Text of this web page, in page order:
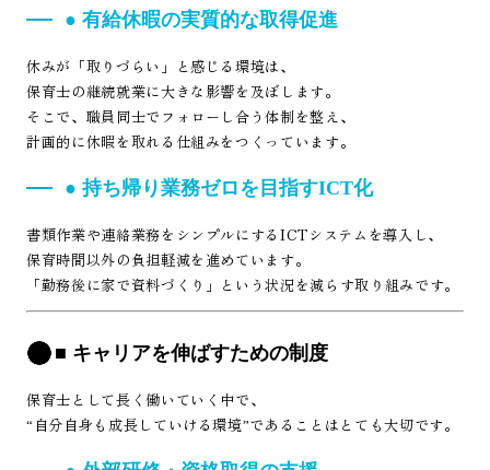
● 有給休暇の実質的な取得促進
休みが「取りづらい」と感じる環境は、
保育士の継続就業に大きな影響を及ぼします。
そこで、職員同士でフォローし合う体制を整え、
計画的に休暇を取れる仕組みをつくっています。
● 持ち帰り業務ゼロを目指すICT化
書類作業や連絡業務をシンプルにするICTシステムを導入し、
保育時間以外の負担軽減を進めています。
「勤務後に家で資料づくり」という状況を減らす取り組みです。
■ キャリアを伸ばすための制度
保育士として長く働いていく中で、
“自分自身も成長していける環境”であることはとても大切です。